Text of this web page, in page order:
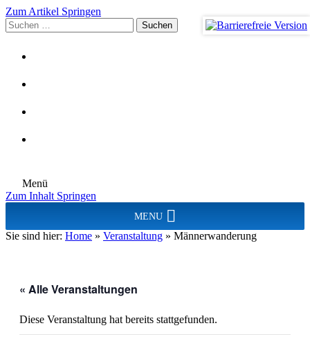
Zum Artikel Springen
Suchen
nach:
Menü
Zum Inhalt Springen
MENU
Sie sind hier: Home » Veranstaltung » Männerwanderung
« Alle Veranstaltungen
Diese Veranstaltung hat bereits stattgefunden.